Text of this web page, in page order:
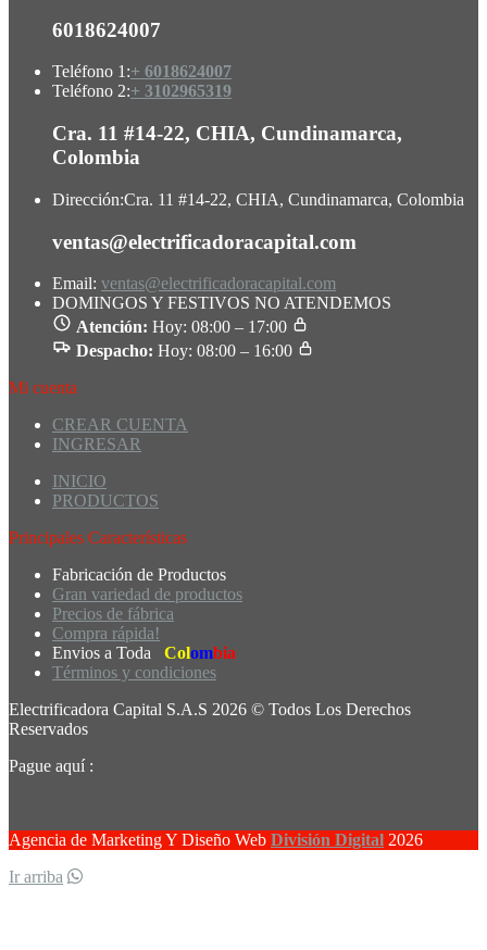
6018624007
Teléfono 1:+ 6018624007
Teléfono 2:+ 3102965319
Cra. 11 #14-22, CHIA, Cundinamarca,
Colombia
Dirección:Cra. 11 #14-22, CHIA, Cundinamarca, Colombia
ventas@electrificadoracapital.com
Email: ventas@electrificadoracapital.com
DOMINGOS Y FESTIVOS NO ATENDEMOS
Atención: Hoy: 08:00 – 17:00
Despacho: Hoy: 08:00 – 16:00
Mi cuenta
CREAR CUENTA
INGRESAR
INICIO
PRODUCTOS
Principales Características
Fabricación de Productos
Gran variedad de productos
Precios de fábrica
Compra rápida!
Envios a Toda
Colombia
Términos y condiciones
Electrificadora Capital S.A.S 2026 © Todos Los Derechos
Reservados
Pague aquí :
Agencia de Marketing Y Diseño Web División Digital 2026
Ir arriba